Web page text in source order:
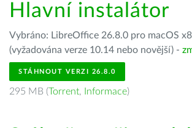
Hlavní instalátor
Vybráno: LibreOffice 26.8.0 pro macOS
(vyžadována verze 10.14 nebo novější) -
STÁHNOUT VERZI 26.8.0
295 MB (Torrent, Informace)